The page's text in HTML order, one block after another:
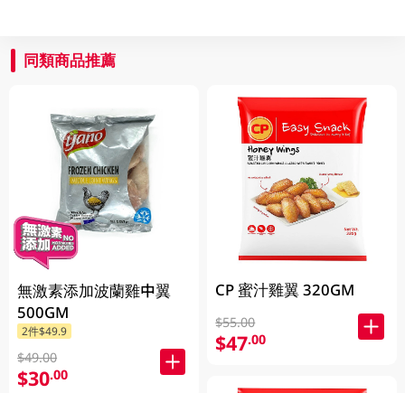
同類商品推薦
無激素添加波蘭雞中翼
500GM
2件$49.9
$49.00
$30.00
CP 蜜汁雞翼 320GM
$55.00
$47.00